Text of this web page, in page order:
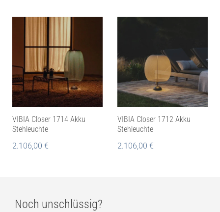
VIBIA Closer 1714 Akku
Stehleuchte
2.106,00 €
VIBIA Closer 1712 Akku
Stehleuchte
2.106,00 €
Noch unschlüssig?